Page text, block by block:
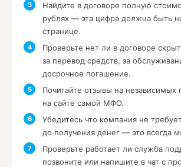
Найдите в договоре полную
рублях — эта цифра должна быть
странице.
Проверьте нет ли в договоре
за перевод средств, за
досрочное погашение.
Почитайте отзывы на независимых
на сайте самой МФО.
Убедитесь что компания не
до получения денег — это всегда
Проверьте работает ли служба
позвоните или напишите в чат с